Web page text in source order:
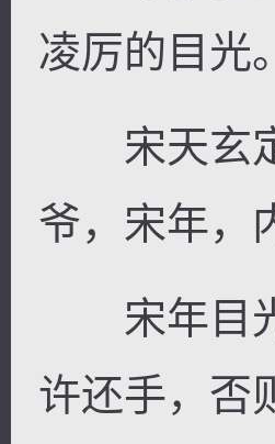
凌厉的目光。
宋天玄定
爷，宋年，
宋年目光
许还手，否